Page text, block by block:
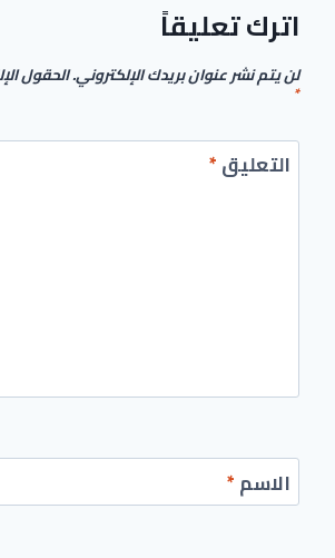
اترك تعليقاً
لن يتم نشر عنوان بريدك الإلكتروني.الحقول
*
التعليق*
الاسم*